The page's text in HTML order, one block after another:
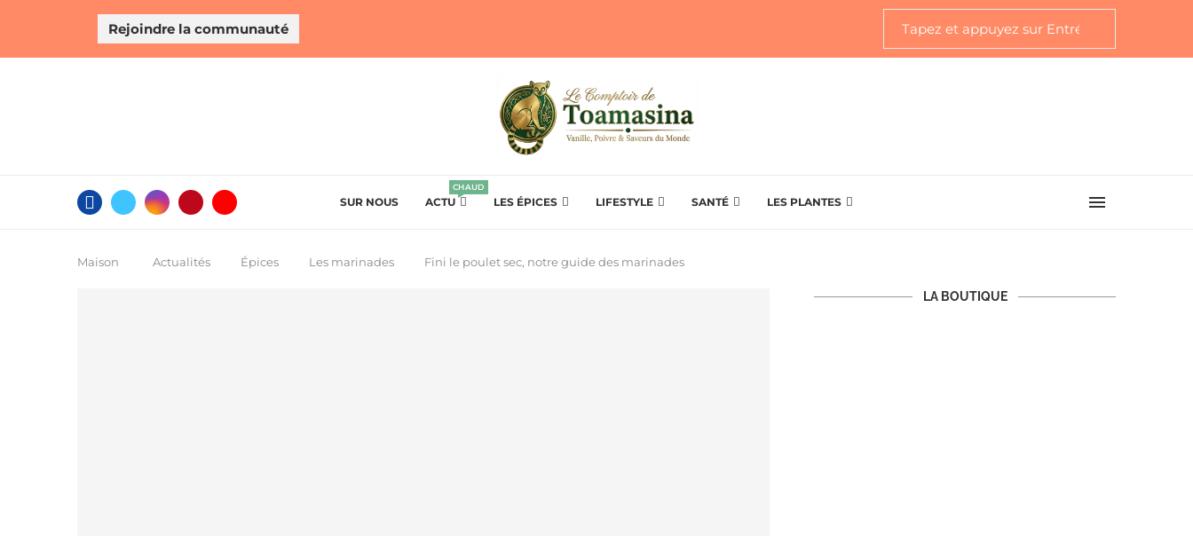
Rejoindre la communauté
SUR NOUS ACTU
CHAUD
LES ÉPICES LIFESTYLE SANTÉ LES PLANTES
Maison Actualités Épices Les marinades Fini le poulet sec, notre guide des marinades
LA BOUTIQUE